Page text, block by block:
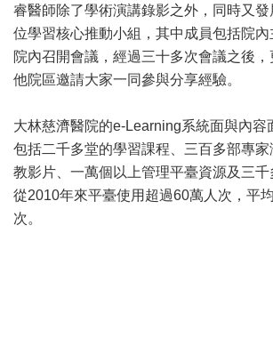
睿醫師除了學術演講錄影之外，同時又
位學習核心推動小組，其中成員包括院
院內召開會議，經過三十多次會議之後
他院區邀請大家一同參與分享經驗。
大林慈濟醫院的e-Learning系統面與內容
包括二千多堂的學習課程、三百多部專
教影片、一萬個以上管理平臺資源及三千
從2010年來平臺使用超過60萬人次，平
次。